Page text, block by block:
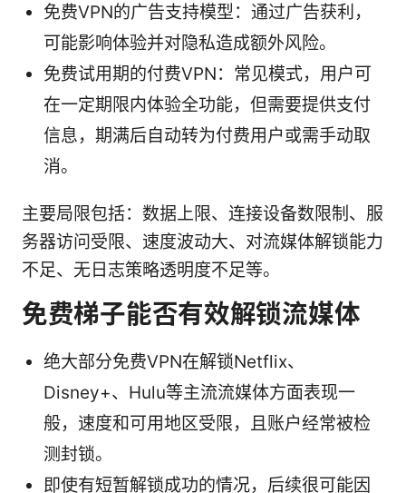
免费VPN的广告支持模型：通过广告获利，
可能影响体验并对隐私造成额外风险。
免费试用期的付费VPN：常见模式，用户可
在一定期限内体验全功能，但需要提供支付
信息，期满后自动转为付费用户或需手动取
消。
主要局限包括：数据上限、连接设备数限制、服
务器访问受限、速度波动大、对流媒体解锁能力
不足、无日志策略透明度不足等。
免费梯子能否有效解锁流媒体
绝大部分免费VPN在解锁Netflix、
Disney+、Hulu等主流流媒体方面表现一
般，速度和可用地区受限，且账户经常被检
测封锁。
即使有短暂解锁成功的情况，后续很可能因